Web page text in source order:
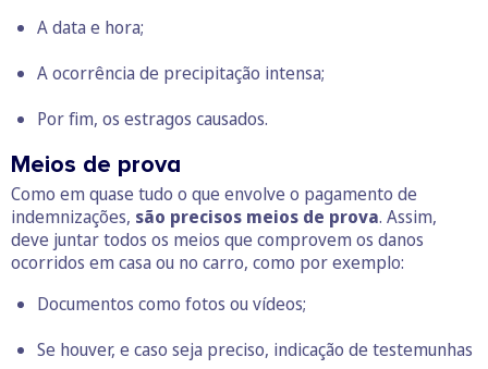
A data e hora;
A ocorrência de precipitação intensa;
Por fim, os estragos causados.
Meios de prova
Como em quase tudo o que envolve o pagamento de
indemnizações, são precisos meios de prova. Assim,
deve juntar todos os meios que comprovem os danos
ocorridos em casa ou no carro, como por exemplo:
Documentos como fotos ou vídeos;
Se houver, e caso seja preciso, indicação de testemunhas